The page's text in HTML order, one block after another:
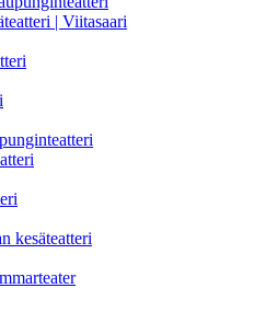
| Viitasaari
kesäteatteri